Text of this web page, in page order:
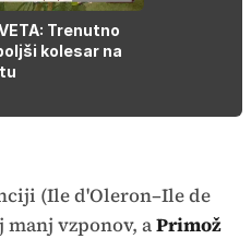
Trenutno
kolesar na
(Ile d'Oleron–Ile de
manj vzponov, aPrimož